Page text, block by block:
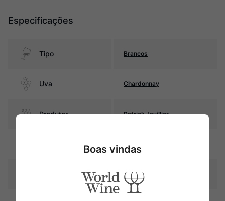
Especificações
Tipo Brancos
Uva Chardonnay
Produtor Patrick Javillier
Bourgogne
França
Boas vindas